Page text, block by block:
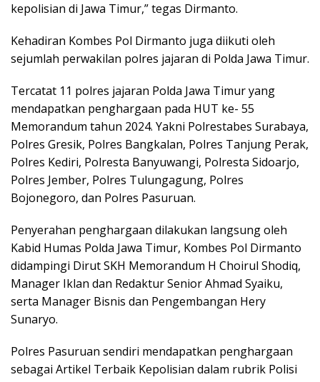
kepolisian di Jawa Timur,” tegas Dirmanto.
Kehadiran Kombes Pol Dirmanto juga diikuti oleh
sejumlah perwakilan polres jajaran di Polda Jawa Timur.
Tercatat 11 polres jajaran Polda Jawa Timur yang
mendapatkan penghargaan pada HUT ke- 55
Memorandum tahun 2024. Yakni Polrestabes Surabaya,
Polres Gresik, Polres Bangkalan, Polres Tanjung Perak,
Polres Kediri, Polresta Banyuwangi, Polresta Sidoarjo,
Polres Jember, Polres Tulungagung, Polres
Bojonegoro, dan Polres Pasuruan.
Penyerahan penghargaan dilakukan langsung oleh
Kabid Humas Polda Jawa Timur, Kombes Pol Dirmanto
didampingi Dirut SKH Memorandum H Choirul Shodiq,
Manager Iklan dan Redaktur Senior Ahmad Syaiku,
serta Manager Bisnis dan Pengembangan Hery
Sunaryo.
Polres Pasuruan sendiri mendapatkan penghargaan
sebagai Artikel Terbaik Kepolisian dalam rubrik Polisi